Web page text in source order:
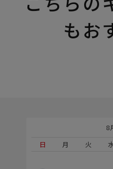
もお
8
日
月 火